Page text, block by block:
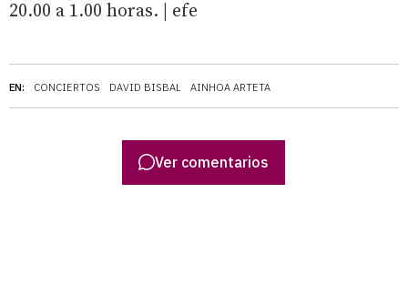
EN: CONCIERTOS DAVID BISBAL AINHOA ARTETA
20.00 a 1.00 horas. | efe
Ver comentarios